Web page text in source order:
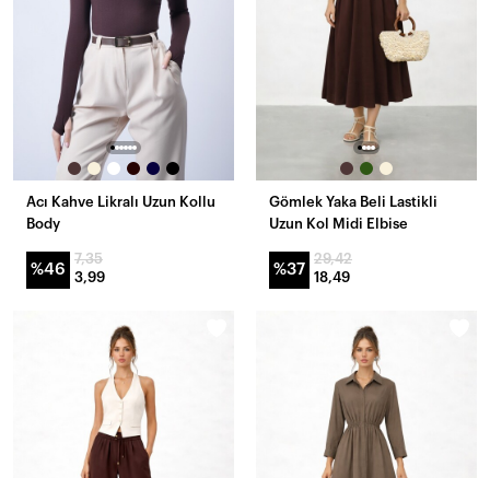
Acı Kahve Likralı Uzun Kollu
Body
%46
7,35
3,99
Gömlek Yaka Beli Lastikli
Uzun Kol Midi Elbise
%37
29,42
18,49